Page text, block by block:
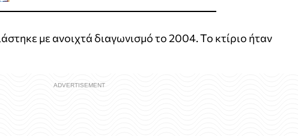
με ανοιχτά διαγωνισμό το 2004. Το κτίριο ήταν